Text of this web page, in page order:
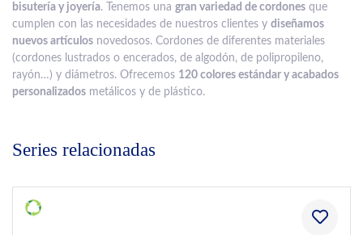
bisutería y joyería. Tenemos una gran variedad de cordones que
cumplen con las necesidades de nuestros clientes y diseñamos
nuevos artículos novedosos. Cordones de diferentes materiales
(cordones lustrados o encerados, de algodón, de polipropileno,
rayón…) y diámetros. Ofrecemos 120 colores estándar y acabados
personalizados metálicos y de plástico.
Series relacionadas